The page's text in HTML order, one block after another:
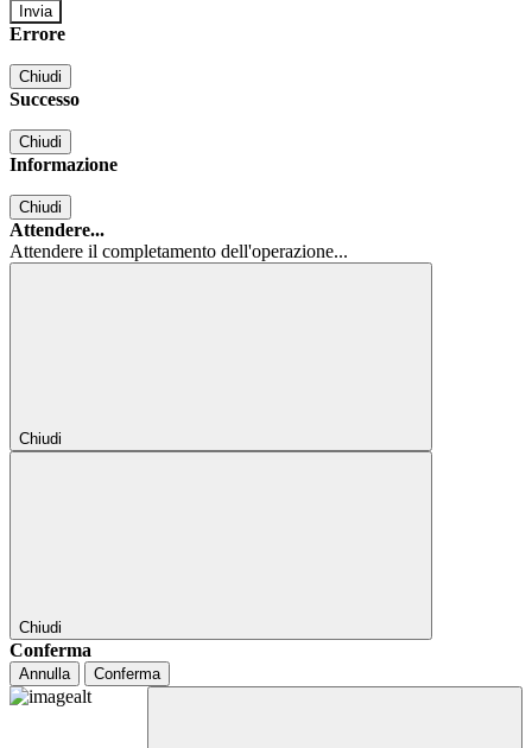
Errore
Chiudi
Successo
Chiudi
Informazione
Chiudi
Attendere...
Attendere il completamento dell'operazione...
Chiudi
Chiudi
Conferma
Annulla Conferma